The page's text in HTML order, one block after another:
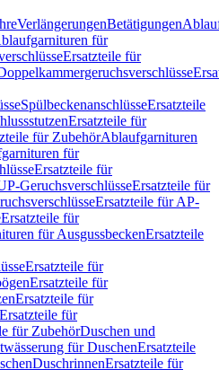
VerlängerungenBetätigungen
für
Ersatzteile für
SpülbeckenanschlüsseErsatzteile
Ersatzteile für
für ZubehörAblaufgarnituren
für
Ersatzteile für
GeruchsverschlüsseErsatzteile für
Ersatzteile für AP-
Ersatzteile für
für AusgussbeckenErsatzteile
Ersatzteile für
Ersatzteile für
Ersatzteile für
Ersatzteile für
für ZubehörDuschen und
für DuschenErsatzteile
DuschrinnenErsatzteile für